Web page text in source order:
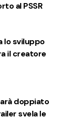
al PSSR
lo sviluppo
il creatore
doppiato
svela le